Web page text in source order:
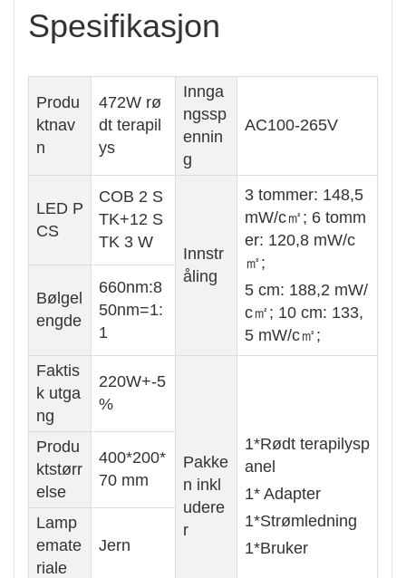
Spesifikasjon
Produ
ktnav
n
472W rø
dt terapil
ys
Innga
ngssp
ennin
g
AC100-265V
LED P
CS
COB 2 S
TK+12 S
TK 3 W
Innstr
åling
3 tommer: 148,5
mW/c㎡; 6 tomm
er: 120,8 mW/c
㎡;
5 cm: 188,2 mW/
c㎡; 10 cm: 133,
5 mW/c㎡;
Bølgel
engde
660nm:8
50nm=1:
1
Faktis
k utga
ng
220W+-5
%
Pakke
n inkl
udere
r
1*Rødt terapilysp
anel
1* Adapter
1*Strømledning
1*Bruker
Produ
ktstørr
else
400*200*
70 mm
Lamp
emate
riale
Jern